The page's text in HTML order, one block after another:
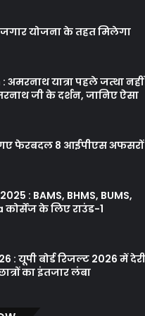
योजना के तहत मिलेगा
यात्रा पहले जत्था नहीं
जी के दर्शन, जानिए ऐसा
फेरबदल 8 आईपीएस अफसरों
: BAMS, BHMS, BUMS,
के लिए राउंड-1
: यूपी बोर्ड रिजल्ट 2026 में
का इंतजार लंबा